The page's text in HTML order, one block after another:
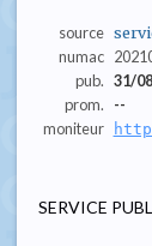
source
numac
pub. 31/
prom.
--
moniteur
SERVICE